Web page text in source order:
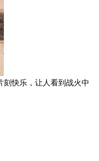
快乐，让人看到战火中